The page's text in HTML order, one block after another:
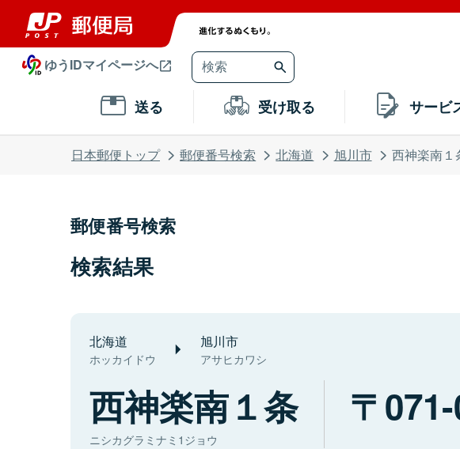
ゆうIDマイページへ
送る 受け取る サービ
日本郵便トップ 郵便番号検索 北海道 旭川市 西神楽南１
郵便番号検索
検索結果
北海道
ホッカイドウ
旭川市
アサヒカワシ
西神楽南１条
ニシカグラミナミ1ジョウ